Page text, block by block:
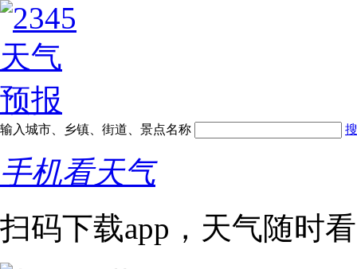
输入城市、乡镇、街道、景点名称
手机看天气
扫码下载app，天气随时看